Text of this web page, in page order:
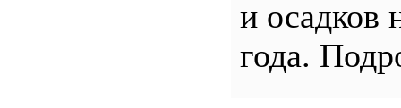
и осадков
года.